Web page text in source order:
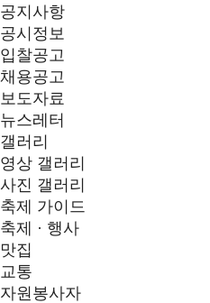
공지사항
공시정보
입찰공고
채용공고
보도자료
뉴스레터
갤러리
영상 갤러리
사진 갤러리
축제 가이드
축제 · 행사
맛집
교통
자원봉사자